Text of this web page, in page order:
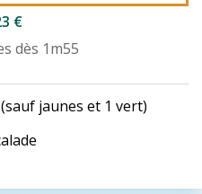
€
dès 1m55
jaunes et 1 vert)